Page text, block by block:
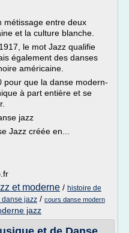
métissage entre deux
et la culture blanche.
le mot Jazz qualifie
également des danses
américaine.
pour que la danse modern-
à part entière et se
jazz
Jazz créée en...
et moderne / histoire de
danse jazz / cours danse modern
jazz